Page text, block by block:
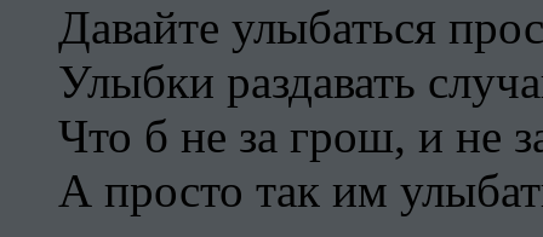
Давайте улыбаться
Улыбки раздавать
Что б не за грош, и не
А просто так им